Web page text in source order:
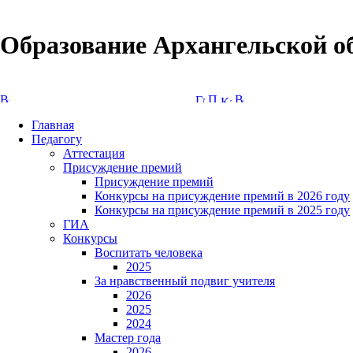
Образование Архангельской
Главная
Педагогу
Аттестация
Присуждение премий
Присуждение премий
Конкурсы на присуждение премий в 2026 году
Конкурсы на присуждение премий в 2025 году
ГИА
Конкурсы
Воспитать человека
2025
За нравственный подвиг учителя
2026
2025
2024
Мастер года